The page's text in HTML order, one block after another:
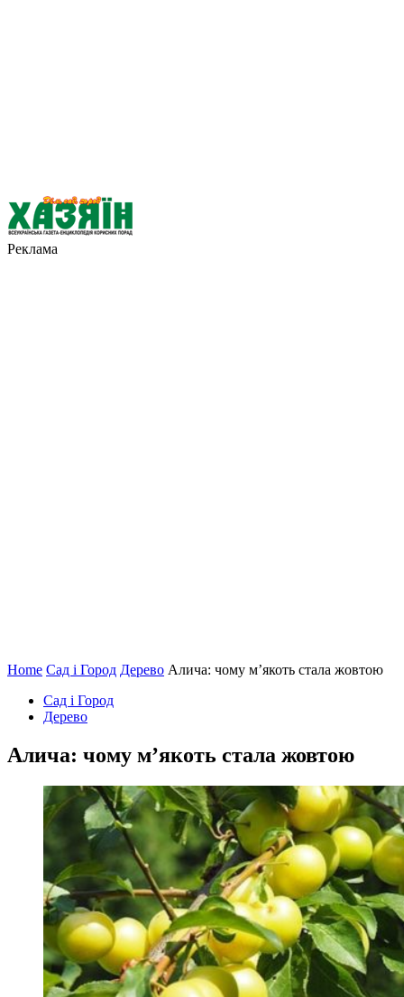
Реклама
Home Сад і Город Дерево Алича: чому м’якоть стала жовтою
Сад і Город
Дерево
Алича: чому м’якоть стала жовтою